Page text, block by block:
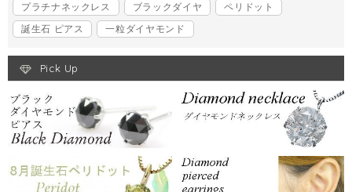
プラチナネックレス
ブラックダイヤ
ペリドット
誕生石 ピアス
一粒ダイヤモンド
Pick Up